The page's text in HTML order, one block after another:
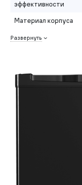
эффективности
Материал корпуса
Развернуть